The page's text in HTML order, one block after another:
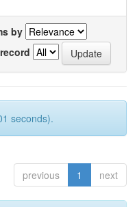
by
seconds).
previous 1 next